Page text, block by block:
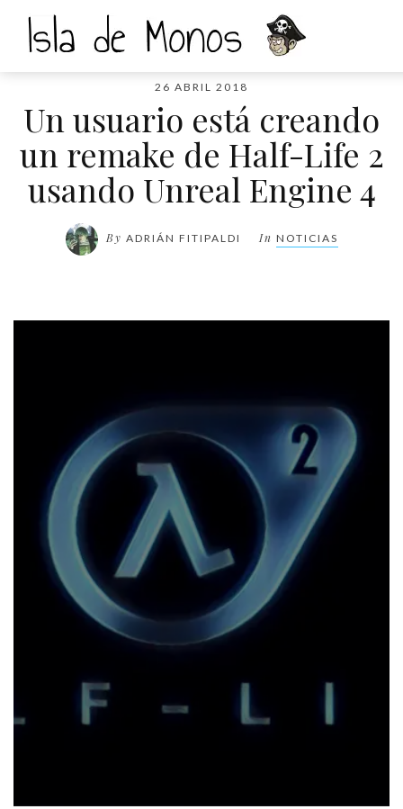
26 ABRIL 2018
Un usuario está creando
un remake de Half-Life 2
usando Unreal Engine 4
By ADRIÁN FITIPALDI In NOTICIAS